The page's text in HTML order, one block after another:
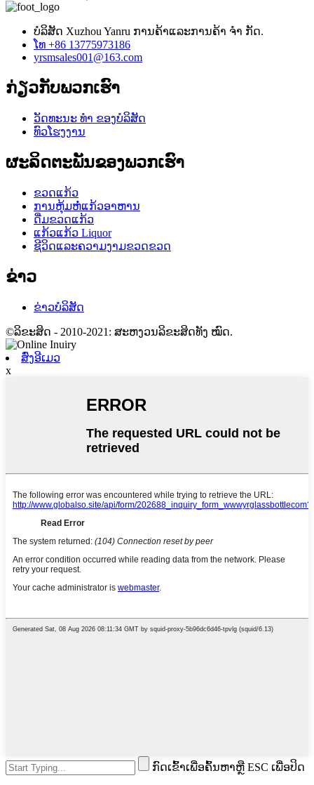
ບໍລິສັດ Xuzhou Yanru ການຄ້າແລະການຄ້າ ຈຳ ກັດ.
ໂທ +86 13775973186
yrsmsales001@163.com
ກ່ຽວ​ກັບ​ພວກ​ເຮົາ
ວັດທະນະ ທຳ ຂອງບໍລິສັດ
ທົວໂຮງງານ
ຜະລິດຕະພັນຂອງພວກເຮົາ
ຂວດແກ້ວ
ການຫຸ້ມຫໍ່ແກ້ວອາຫານ
ດື່ມຂວດແກ້ວ
ແກ້ວແກ້ວ Liquor
ຊີວິດແລະຄວາມງາມຂວດຂວດ
ຂ່າວ
ຂ່າວບໍລິສັດ
©ລິຂະສິດ - 2010-2021: ສະຫງວນລິຂະສິດທັງ ໝົດ.
ສົ່ງອີເມວ
x
ກົດເຂົ້າເພື່ອຄົ້ນຫາຫຼື ESC ເພື່ອປິດ